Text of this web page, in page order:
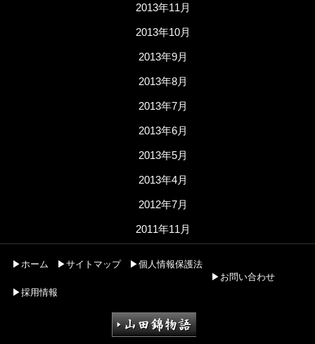
2013年11月
2013年10月
2013年9月
2013年8月
2013年7月
2013年6月
2013年5月
2013年4月
2012年7月
2011年11月
▶ホーム ▶サイトマップ
▶個人情報保護法
▶お問い合わせ
▶採用情報